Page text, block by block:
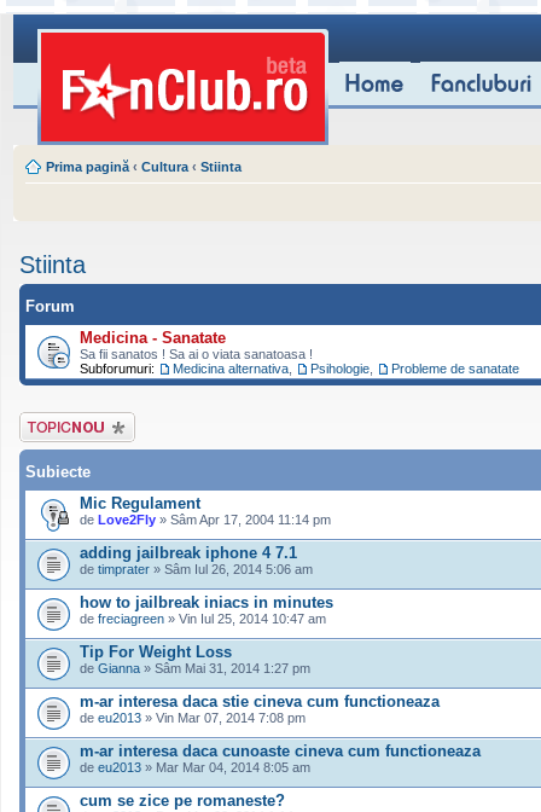
Prima pagină ‹ Cultura ‹ Stiinta
Stiinta
Forum
Medicina - Sanatate
Sa fii sanatos ! Sa ai o viata sanatoasa !
Subforumuri:
Medicina alternativa Psihologie Probleme de sanatate
Scrie un subiect
nou
Subiecte
Mic Regulament
de Love2Fly » Sâm Apr 17, 2004 11:14 pm
adding jailbreak iphone 4 7.1
de timprater » Sâm Iul 26, 2014 5:06 am
how to jailbreak iniacs in minutes
de freciagreen » Vin Iul 25, 2014 10:47 am
Tip For Weight Loss
de Gianna » Sâm Mai 31, 2014 1:27 pm
m-ar interesa daca stie cineva cum functioneaza
de eu2013 » Vin Mar 07, 2014 7:08 pm
m-ar interesa daca cunoaste cineva cum functioneaza
de eu2013 » Mar Mar 04, 2014 8:05 am
cum se zice pe romaneste?